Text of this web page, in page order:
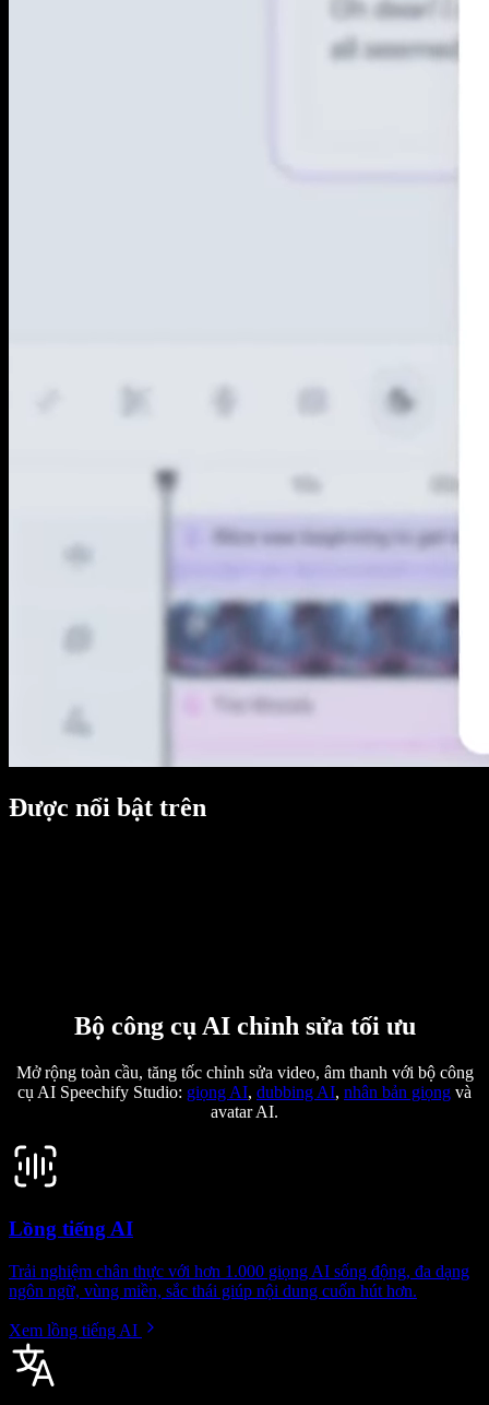
Được nổi bật trên
Bộ công cụ AI chỉnh sửa tối ưu
Mở rộng toàn cầu, tăng tốc chỉnh sửa video, âm thanh với bộ công
cụ AI Speechify Studio: giọng AI, dubbing AI, nhân bản giọng và
avatar AI.
Lồng tiếng AI
Trải nghiệm chân thực với hơn 1.000 giọng AI sống động, đa dạng
ngôn ngữ, vùng miền, sắc thái giúp nội dung cuốn hút hơn.
Xem lồng tiếng AI